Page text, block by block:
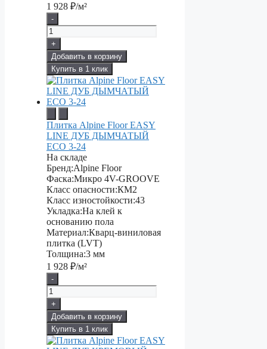
1 928 ₽/м²
-
+
Добавить в корзину
Купить в 1 клик
Плитка Alpine Floor EASY
LINE ДУБ ДЫМЧАТЫЙ
ECO 3-24
На складе
Бренд:Alpine Floor
Фаска:Микро 4V-GROOVE
Класс опасности:КМ2
Класс изностойкости:43
Укладка:На клей к
основанию пола
Материал:Кварц-виниловая
плитка (LVT)
Толщина:3 мм
1 928 ₽/м²
-
+
Добавить в корзину
Купить в 1 клик